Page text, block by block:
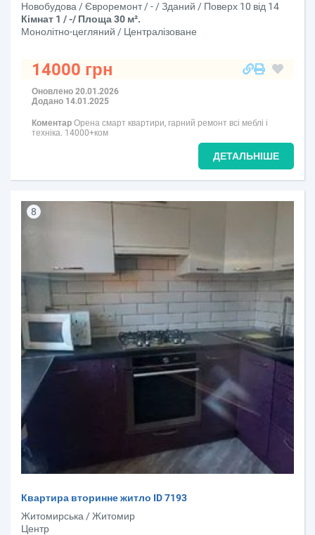
Новобудова / Євроремонт / - / Зданий / Поверх 10 від 14
Кімнат 1 / -/ Площа 30 м².
Монолітно-цегляний / Централізоване
14000 грн
Оновлено 20.01.2026
Додано 14.01.2025
Коментар Орена смарт квартири, гарний ремонт всі меблі і
техніка. 14000+ком
ДЕТАЛЬНІШЕ
8
Квартира вторинне житло ID 7193
Житомирська / Житомир
Центр